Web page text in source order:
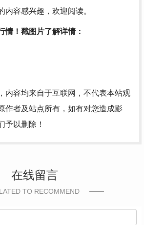
内容感兴趣，欢迎阅读。
情！戳图片了解详情：
内容均来自于互联网，不代表本站观
作者及站点所有，如有对您造成影
予以删除！
在线留言
TO RECOMMEND